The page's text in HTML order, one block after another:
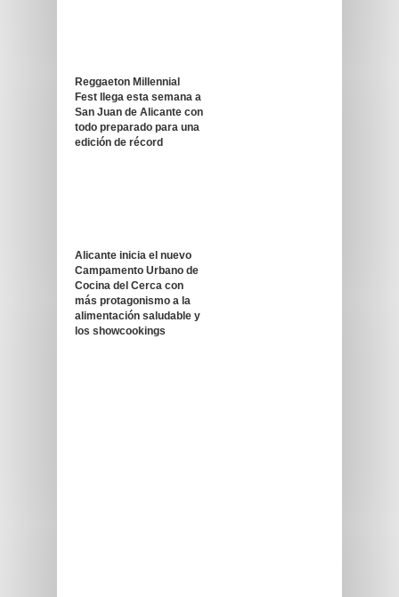
Reggaeton Millennial
Fest llega esta semana a
San Juan de Alicante con
todo preparado para una
edición de récord
Alicante inicia el nuevo
Campamento Urbano de
Cocina del Cerca con
más protagonismo a la
alimentación saludable y
los showcookings